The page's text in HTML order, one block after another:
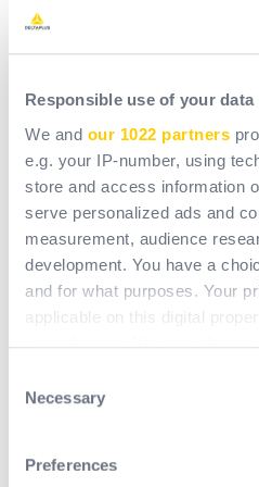
Responsible use of your data
We and our 1022 partners
e.g. your IP-number, using
store and access information
serve personalized ads and
measurement, audience
development. You have a
and for what purposes. Your
applicable on this digital
the Privacy trigger icon.
Selection
Necessary
Preferences
systém Delta Plus?
Sarah Bachir: Tyto změny
našich pracovních rukavic.
oficiální do dvou až tří
předvídat a využít tento čas
tak, aby splňovaly nové
chránily pracovníky.